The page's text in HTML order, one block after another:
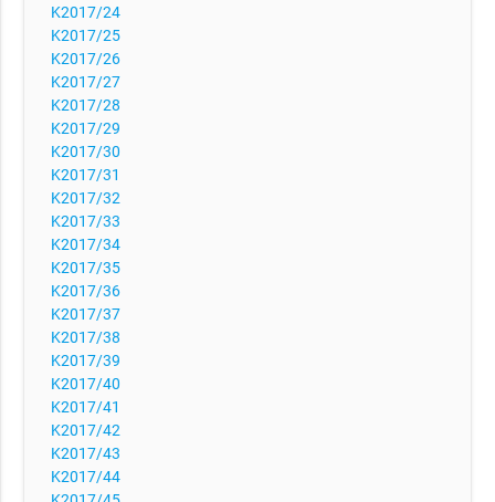
K2017/24
K2017/25
K2017/26
K2017/27
K2017/28
K2017/29
K2017/30
K2017/31
K2017/32
K2017/33
K2017/34
K2017/35
K2017/36
K2017/37
K2017/38
K2017/39
K2017/40
K2017/41
K2017/42
K2017/43
K2017/44